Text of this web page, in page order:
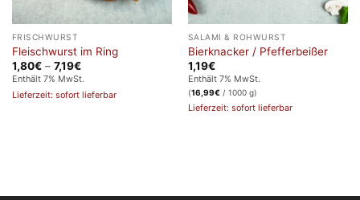
FRISCHWURST
Fleischwurst im Ring
1,80€ – 7,19€Preisspanne:
1,80€
bis
7,19€
Enthält 7% MwSt.
Lieferzeit: sofort lieferbar
SALAMI & ROHWURST
Bierknacker / Pfefferbeißer
1,19€
Enthält 7% MwSt.
(16,99€/ 1000 g)
Lieferzeit: sofort lieferbar